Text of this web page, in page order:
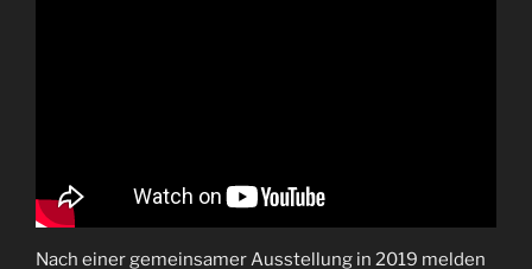
Nach einer gemeinsamer Ausstellung in 2019 melden